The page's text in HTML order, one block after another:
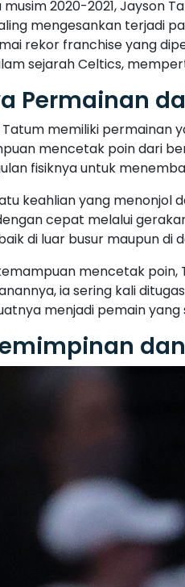
musim 2020-2021, Jayson
mengesankan terjadi
rekor franchise yang
sejarah Celtics,
Permainan
memiliki permainan
mencetak poin dari
fisiknya untuk
keahlian yang menonjol
cepat melalui
di luar busur maupun di
mencetak poin,
ia sering kali
menjadi pemain